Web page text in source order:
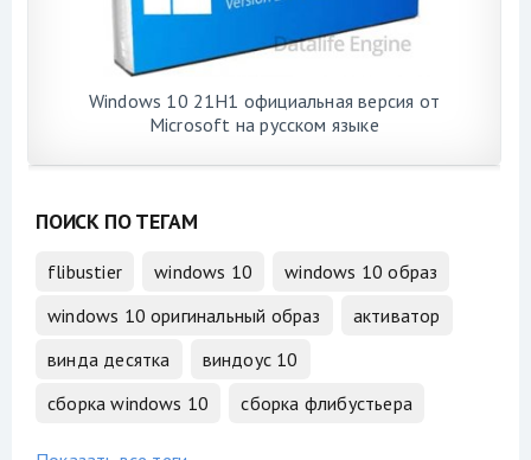
Windows 10 21H1 официальная версия от
Microsoft на русском языке
ПОИСК ПО ТЕГАМ
flibustier windows 10
windows 10 образ
windows 10 оригинальный образ
активатор
винда десятка
виндоус 10
сборка windows 10
сборка флибустьера